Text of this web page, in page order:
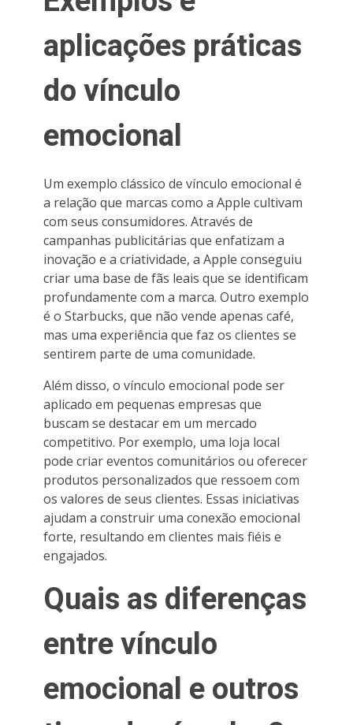
aplicações práticas
do vínculo
emocional
Um exemplo clássico de vínculo emocional é
a relação que marcas como a Apple cultivam
com seus consumidores. Através de
campanhas publicitárias que enfatizam a
inovação e a criatividade, a Apple conseguiu
criar uma base de fãs leais que se identificam
profundamente com a marca. Outro exemplo
é o Starbucks, que não vende apenas café,
mas uma experiência que faz os clientes se
sentirem parte de uma comunidade.
Além disso, o vínculo emocional pode ser
aplicado em pequenas empresas que
buscam se destacar em um mercado
competitivo. Por exemplo, uma loja local
pode criar eventos comunitários ou oferecer
produtos personalizados que ressoem com
os valores de seus clientes. Essas iniciativas
ajudam a construir uma conexão emocional
forte, resultando em clientes mais fiéis e
engajados.
Quais as diferenças
entre vínculo
emocional e outros